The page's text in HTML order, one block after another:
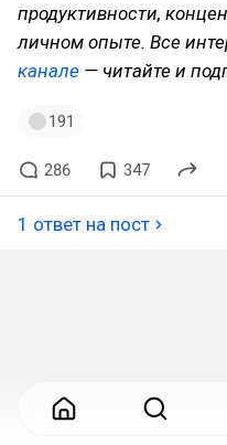
продуктивности,
личном опыте. Все
канале — читайте и
191
286 347
1 ответ на пост